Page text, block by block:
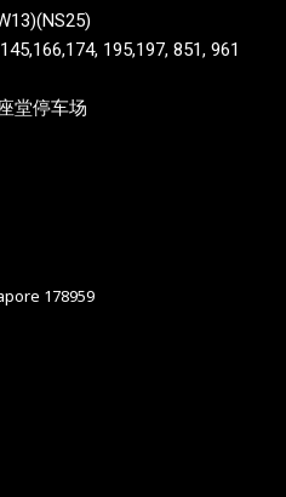
195,197, 851, 961
堂停车场
178959